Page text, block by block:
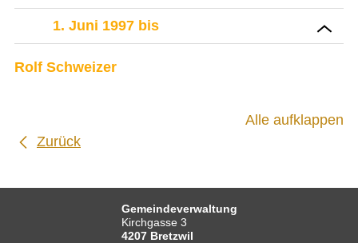
1. Juni 1997 bis
Rolf Schweizer
Alle aufklappen
Zurück
Gemeindeverwaltung
Kirchgasse 3
4207 Bretzwil